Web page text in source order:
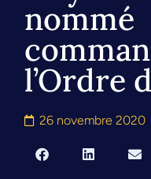
nommé
l’Ordre
26 novembre 2020